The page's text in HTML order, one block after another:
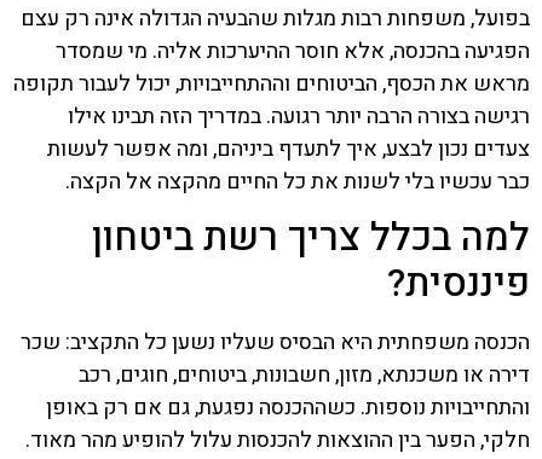
בפועל, משפחות רבות מגלות שהבעיה הגדולה אינה רק עצם
הפגיעה בהכנסה, אלא חוסר ההיערכות אליה. מי שמסדר
מראש את הכסף, הביטוחים וההתחייבויות, יכול לעבור תקופה
רגישה בצורה הרבה יותר רגועה. במדריך הזה תבינו אילו
צעדים נכון לבצע, איך לתעדף ביניהם, ומה אפשר לעשות
כבר עכשיו בלי לשנות את כל החיים מהקצה אל הקצה.
למה בכלל צריך רשת ביטחון
פיננסית?
הכנסה משפחתית היא הבסיס שעליו נשען כל התקציב: שכר
דירה או משכנתא, מזון, חשבונות, ביטוחים, חוגים, רכב
והתחייבויות נוספות. כשההכנסה נפגעת, גם אם רק באופן
חלקי, הפער בין ההוצאות להכנסות עלול להופיע מהר מאוד.